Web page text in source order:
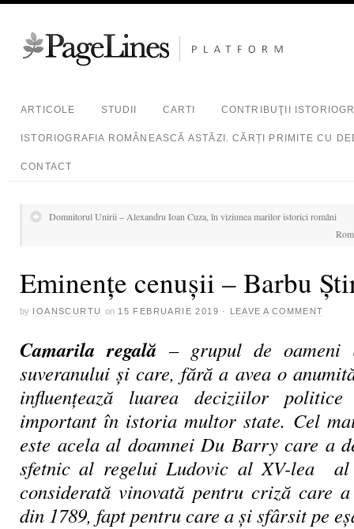
ARTICOLE STUDII CARTI CONTRIBUŢII
ISTORIOGRAFIA ROMÂNEASCĂ ASTĂZI. CĂRȚI PRIMITE CU
CONTACT
Domnitorul Unirii – Alexandru Ioan Cuza, în viziunea marilor istorici români
Eminenţe cenuşii – Barbu
by IOANSCURTU on 15 FEBRUARIE 2019 · LEAVE A COMMENT
Camarila regală – grupul de oameni
suveranului și care, fără a avea o
influențează luarea deciziilor
important în istoria multor state. Cel
este acela al doamnei Du Barry care a
sfetnic al regelui Ludovic al XV-lea
considerată vinovată pentru criză care
din 1789, fapt pentru care a și sfârsit pe